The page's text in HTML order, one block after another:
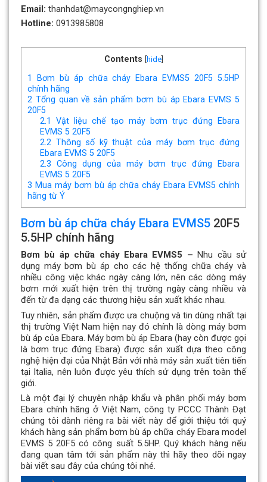
Email: thanhdat@maycongnghiep.vn
Hotline: 0913985808
Contents hide]
1
Bơm bù áp chữa cháy Ebara EVMS5 20F5 5.5HP
chính hãng
2 Tổng quan về sản phẩm bơm bù áp Ebara EVMS 5
20F5
2.1
Vật liệu chế tạo máy bơm trục đứng Ebara
EVMS 5 20F5
2.2 Thông số kỹ thuật của máy bơm trục đứng
Ebara EVMS 5 20F5
2.3 Công dụng của máy bơm trục đứng Ebara
EVMS 5 20F5
3 Mua máy bơm bù áp chữa cháy Ebara EVMS5 chính
hãng từ Ý
Bơm bù áp chữa cháy Ebara EVMS5 20F5
5.5HP chính hãng
Bơm bù áp chữa cháy Ebara EVMS5 – Nhu cầu sử
dụng máy bơm bù áp cho các hệ thống chữa cháy và
nhiều công việc khác ngày càng lớn, nên các dòng máy
bơm mới xuất hiện trên thị trường ngày càng nhiều và
đến từ đa dạng các thương hiệu sản xuất khác nhau.
Tuy nhiên, sản phẩm được ưa chuộng và tin dùng nhất tại
thị trường Việt Nam hiện nay đó chính là dòng máy bơm
bù áp của Ebara. Máy bơm bù áp Ebara (hay còn được gọi
là bơm trục đứng Ebara) được sản xuất dựa theo công
nghệ hiện đại của Nhật Bản với nhà máy sản xuất tiên tiến
tại Italia, nên luôn được yêu thích sử dụng trên toàn thế
giới.
Là một đại lý chuyên nhập khẩu và phân phối máy bơm
Ebara chính hãng ở Việt Nam, công ty PCCC Thành Đạt
chúng tôi dành riêng ra bài viết này để giới thiệu tới quý
khách hàng sản phẩm bơm bù áp chữa cháy Ebara model
EVMS 5 20F5 có công suất 5.5HP. Quý khách hàng nếu
đang quan tâm tới sản phẩm này thì hãy theo dõi ngay
bài viết sau đây của chúng tôi nhé.